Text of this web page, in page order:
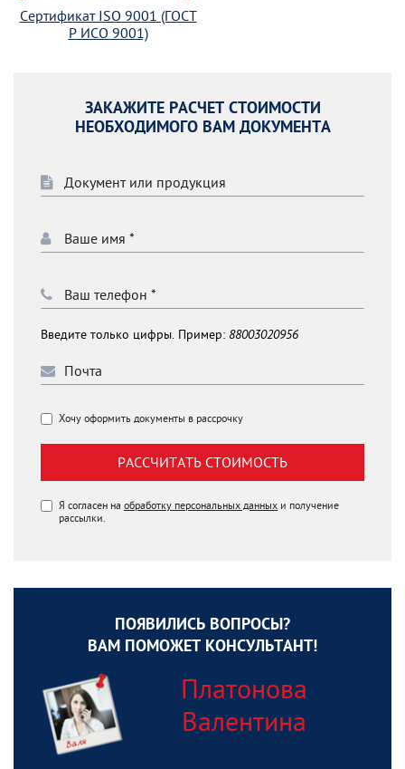
Сертификат ISO 9001 (ГОСТ
Р ИСО 9001)
ЗАКАЖИТЕ РАСЧЕТ СТОИМОСТИ
НЕОБХОДИМОГО ВАМ ДОКУМЕНТА
Введите только цифры. Пример: 88003020956
Хочу оформить документы в рассрочку
РАССЧИТАТЬ СТОИМОСТЬ
Я согласен на обработку персональных данных и получение
рассылки.
ПОЯВИЛИСЬ ВОПРОСЫ?
ВАМ ПОМОЖЕТ КОНСУЛЬТАНТ!
Платонова
Валентина